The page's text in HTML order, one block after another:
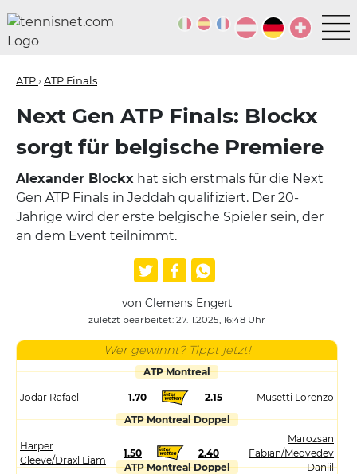
ATP› ATP Finals
Next Gen ATP Finals: Blockx
sorgt für belgische Premiere
Alexander Blockx hat sich erstmals für die Next
Gen ATP Finals in Jeddah qualifiziert. Der 20-
Jährige wird der erste belgische Spieler sein, der
an dem Event teilnimmt.
von Clemens Engert
zuletzt bearbeitet: 27.11.2025, 16:48 Uhr
Wer gewinnt? Tippt jetzt!
ATP Montreal
Jodar Rafael 1.70 2.15
Musetti Lorenzo
ATP Montreal Doppel
Harper
Cleeve/Draxl Liam
1.50 2.40
Marozsan
Fabian/Medvedev
Daniil
ATP Montreal Doppel